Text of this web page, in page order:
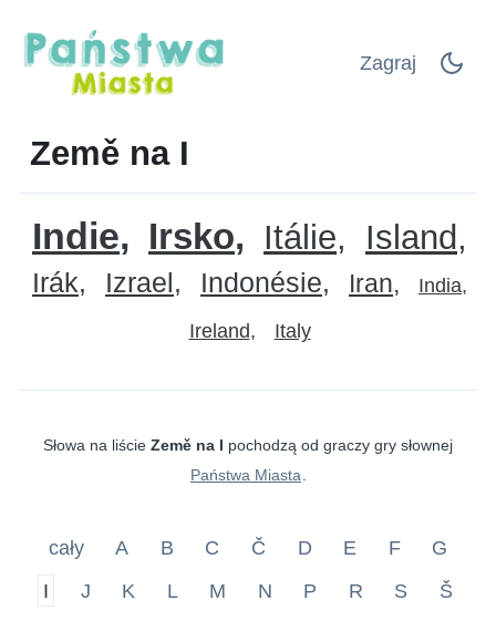
Zagraj
Země na I
Indie Irsko Itálie Island
Irák Izrael Indonésie Iran India
Ireland Italy
Słowa na liście Země na I pochodzą od graczy gry słownej
Państwa Miasta
cały A B C Č D E F
G
I
J K L M N P R S
Š